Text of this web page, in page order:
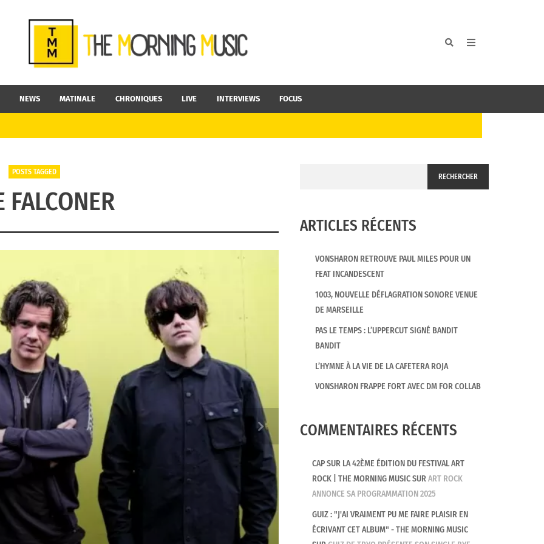
NEWS MATINALE CHRONIQUES LIVE INTERVIEWS FOCUS
POSTS TAGGED
FALCONER
RECHERCHER
ARTICLES RÉCENTS
VONSHARON RETROUVE PAUL MILES POUR UN
FEAT INCANDESCENT
1003, NOUVELLE DÉFLAGRATION SONORE VENUE
DE MARSEILLE
PAS LE TEMPS : L’UPPERCUT SIGNÉ BANDIT
BANDIT
L’HYMNE À LA VIE DE LA CAFETERA ROJA
VONSHARON FRAPPE FORT AVEC DM FOR COLLAB
COMMENTAIRES RÉCENTS
CAP SUR LA 42ÈME ÉDITION DU FESTIVAL ART
ROCK | THE MORNING MUSICSURART ROCK
ANNONCE SA PROGRAMMATION 2025
GUIZ : "J'AI VRAIMENT PU ME FAIRE PLAISIR EN
ÉCRIVANT CET ALBUM" - THE MORNING MUSIC